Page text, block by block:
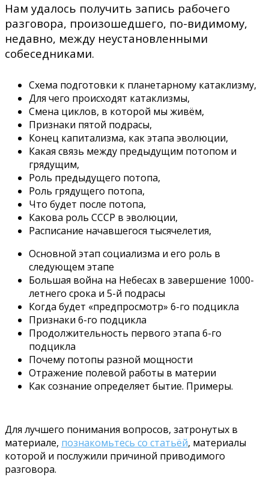
Нам удалось получить запись рабочего
разговора, произошедшего, по-видимому,
недавно, между неустановленными
собеседниками.
Схема подготовки к планетарному катаклизму,
Для чего происходят катаклизмы,
Смена циклов, в которой мы живём,
Признаки пятой подрасы,
Конец капитализма, как этапа эволюции,
Какая связь между предыдущим потопом и
грядущим,
Роль предыдущего потопа,
Роль грядущего потопа,
Что будет после потопа,
Какова роль СССР в эволюции,
Расписание начавшегося тысячелетия,
Основной этап социализма и его роль в
следующем этапе
Большая война на Небесах в завершение 1000-
летнего срока и 5-й подрасы
Когда будет «предпросмотр» 6-го подцикла
Признаки 6-го подцикла
Продолжительность первого этапа 6-го
подцикла
Почему потопы разной мощности
Отражение полевой работы в материи
Как сознание определяет бытие. Примеры.
Для лучшего понимания вопросов, затронутых в
материале, познакомьтесь со статьёй, материалы
которой и послужили причиной приводимого
разговора.